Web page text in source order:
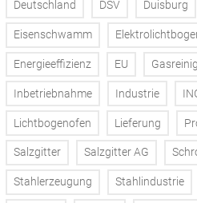
Deutschland DSV Duisburg
Eisenschwamm
Energieeffizienz EU
Inbetriebnahme Industrie
Lichtbogenofen Lieferung
Salzgitter Salzgitter AG
Stahlerzeugung Stahlindustrie